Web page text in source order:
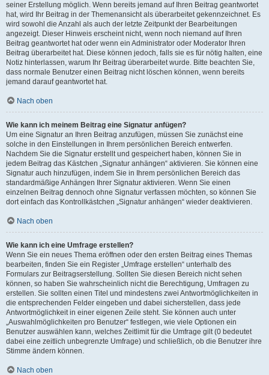
seiner Erstellung möglich. Wenn bereits jemand auf Ihren Beitrag geantwortet
hat, wird Ihr Beitrag in der Themenansicht als überarbeitet gekennzeichnet. Es
wird sowohl die Anzahl als auch der letzte Zeitpunkt der Bearbeitungen
angezeigt. Dieser Hinweis erscheint nicht, wenn noch niemand auf Ihren
Beitrag geantwortet hat oder wenn ein Administrator oder Moderator Ihren
Beitrag überarbeitet hat. Diese können jedoch, falls sie es für nötig halten, eine
Notiz hinterlassen, warum Ihr Beitrag überarbeitet wurde. Bitte beachten Sie,
dass normale Benutzer einen Beitrag nicht löschen können, wenn bereits
jemand darauf geantwortet hat.
Nach oben
Wie kann ich meinem Beitrag eine Signatur anfügen?
Um eine Signatur an Ihren Beitrag anzufügen, müssen Sie zunächst eine
solche in den Einstellungen in Ihrem persönlichen Bereich entwerfen.
Nachdem Sie die Signatur erstellt und gespeichert haben, können Sie in
jedem Beitrag das Kästchen „Signatur anhängen“ aktivieren. Sie können eine
Signatur auch hinzufügen, indem Sie in Ihrem persönlichen Bereich das
standardmäßige Anhängen Ihrer Signatur aktivieren. Wenn Sie einen
einzelnen Beitrag dennoch ohne Signatur verfassen möchten, so können Sie
dort einfach das Kontrollkästchen „Signatur anhängen“ wieder deaktivieren.
Nach oben
Wie kann ich eine Umfrage erstellen?
Wenn Sie ein neues Thema eröffnen oder den ersten Beitrag eines Themas
bearbeiten, finden Sie ein Register „Umfrage erstellen“ unterhalb des
Formulars zur Beitragserstellung. Sollten Sie diesen Bereich nicht sehen
können, so haben Sie wahrscheinlich nicht die Berechtigung, Umfragen zu
erstellen. Sie sollten einen Titel und mindestens zwei Antwortmöglichkeiten in
die entsprechenden Felder eingeben und dabei sicherstellen, dass jede
Antwortmöglichkeit in einer eigenen Zeile steht. Sie können auch unter
„Auswahlmöglichkeiten pro Benutzer“ festlegen, wie viele Optionen ein
Benutzer auswählen kann, welches Zeitlimit für die Umfrage gilt (0 bedeutet
dabei eine zeitlich unbegrenzte Umfrage) und schließlich, ob die Benutzer ihre
Stimme ändern können.
Nach oben